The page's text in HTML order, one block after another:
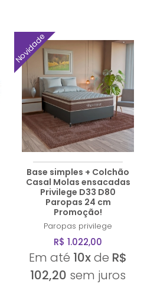
Novidade
Base simples + Colchão
Casal Molas ensacadas
Privilege D33 D80
Paropas 24 cm
Promoção!
Paropas privilege
R$ 1.022,00
Em até 10xde R$
102,20 sem juros